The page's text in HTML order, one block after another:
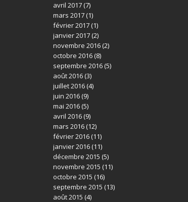
avril 2017(7)
mars 2017(1)
février 2017(1)
janvier 2017(2)
novembre 2016(2)
octobre 2016(8)
septembre 2016(5)
août 2016(3)
juillet 2016(4)
juin 2016(9)
mai 2016(5)
avril 2016(9)
mars 2016(12)
février 2016(11)
janvier 2016(11)
décembre 2015 (5)
novembre 2015 (11)
octobre 2015 (16)
septembre 2015 (13)
août 2015 (4)